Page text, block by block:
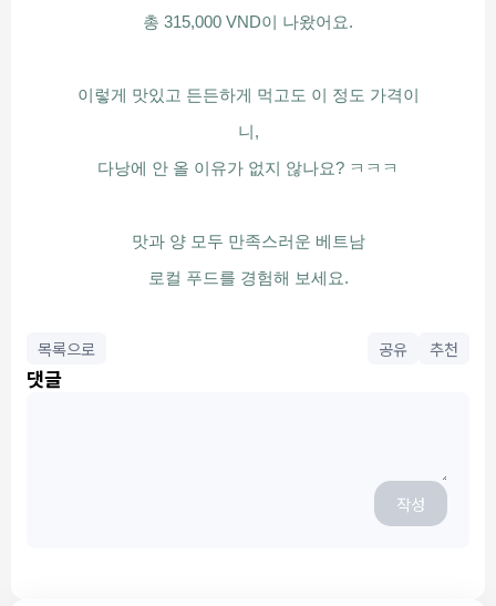
총 315,000 VND이 나왔어요.
이렇게 맛있고 든든하게 먹고도 이 정도 가격이
니,
다낭에 안 올 이유가 없지 않나요? ㅋㅋㅋ
맛과 양 모두 만족스러운 베트남
로컬 푸드를 경험해 보세요.
목록으로 공유 추천
댓글
작성